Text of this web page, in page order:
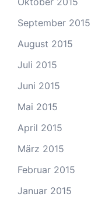
September 2015
August 2015
Juli 2015
Juni 2015
Mai 2015
April 2015
März 2015
Februar 2015
Januar 2015